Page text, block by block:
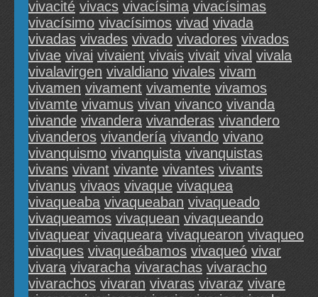
vivacité vivacs vivacísima vivacísimas
vivacísimo vivacísimos vivad vivada
vivadas vivades vivado vivadores vivados
vivae vivai vivaient vivais vivait vival vivala
vivalavirgen vivaldiano vivales vivam
vivamen vivament vivamente vivamos
vivamte vivamus vivan vivanco vivanda
vivande vivandera vivanderas vivandero
vivanderos vivandería vivando vivano
vivanquismo vivanquista vivanquistas
vivans vivant vivante vivantes vivants
vivanus vivaos vivaque vivaquea
vivaqueaba vivaqueaban vivaqueado
vivaqueamos vivaquean vivaqueando
vivaquear vivaqueara vivaquearon vivaqueo
vivaques vivaqueábamos vivaqueó vivar
vivara vivaracha vivarachas vivaracho
vivarachos vivaran vivaras vivaraz vivare